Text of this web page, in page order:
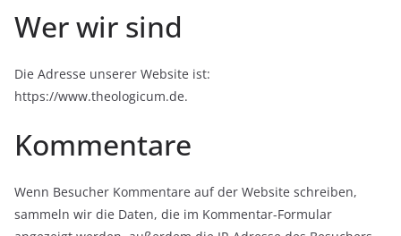
Wer wir sind
Die Adresse unserer Website ist:
https://www.theologicum.de.
Kommentare
Wenn Besucher Kommentare auf der Website schreiben,
sammeln wir die Daten, die im Kommentar-Formular